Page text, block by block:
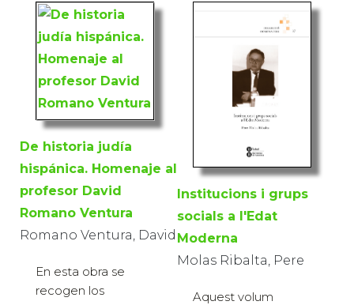
De historia judía
hispánica. Homenaje al
profesor David
Romano Ventura
Romano Ventura, David
En esta obra se
recogen los
Institucions i grups
socials a l'Edat
Moderna
Molas Ribalta, Pere
Aquest volum